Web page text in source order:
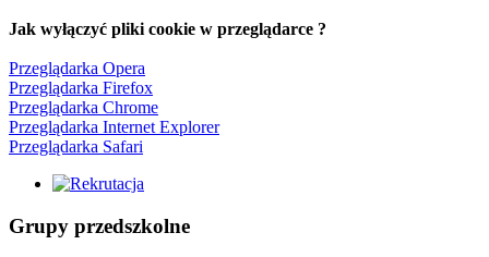
Jak wyłączyć pliki cookie w przeglądarce ?
Przeglądarka Opera
Przeglądarka Firefox
Przeglądarka Chrome
Przeglądarka Internet Explorer
Przeglądarka Safari
Grupy przedszkolne